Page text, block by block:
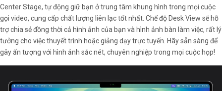
Center Stage, tự động giữ bạn ở trung tâm khung hình trong mọi cuộc
gọi video, cung cấp chất lượng liên lạc tốt nhất. Chế độ Desk View sẽ hỗ
trợ chia sẻ đồng thời cả hình ảnh của bạn và hình ảnh bàn làm việc, rất lý
tưởng cho việc thuyết trình hoặc giảng dạy trực tuyến. Hãy sẵn sàng để
gây ấn tượng với hình ảnh sắc nét, chuyên nghiệp trong mọi cuộc họp!